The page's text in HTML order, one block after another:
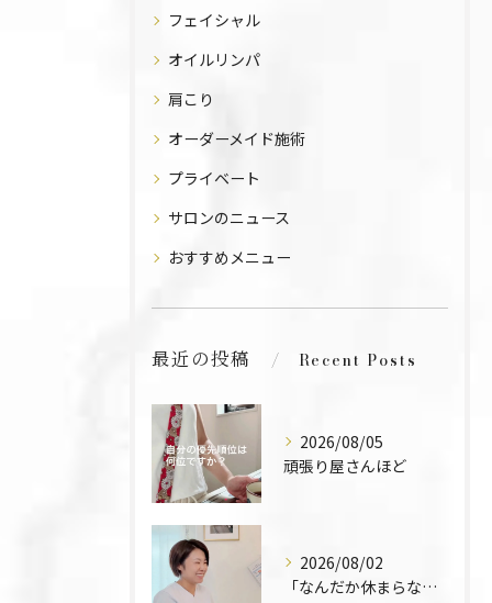
フェイシャル
オイルリンパ
肩こり
オーダーメイド施術
プライベート
サロンのニュース
おすすめメニュー
最近の投稿 Recent Posts
2026/08/05
頑張り屋さんほど
2026/08/02
「なんだか休まらなくて」